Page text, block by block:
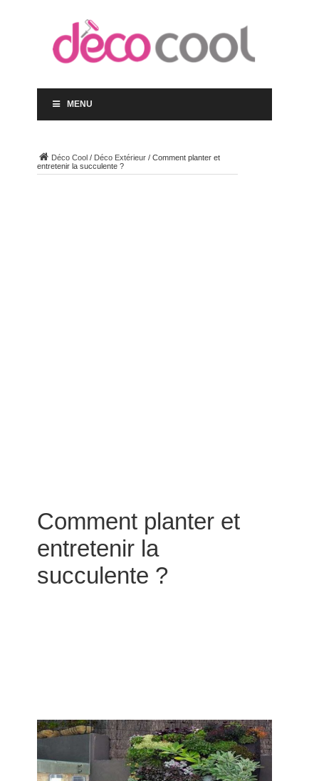
MENU
Déco Cool/ Déco Extérieur/ Comment planter et
entretenir la succulente ?
Comment planter et
entretenir la
succulente ?